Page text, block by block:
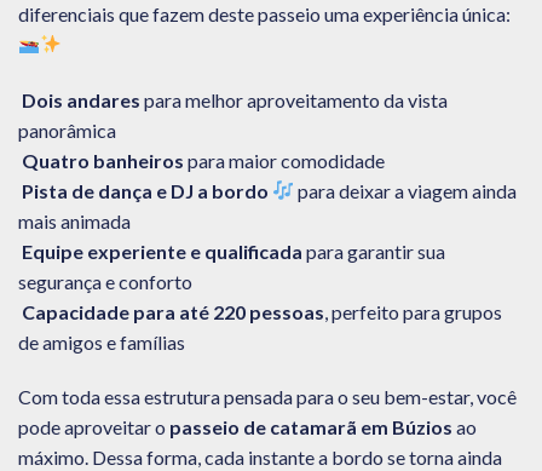
diferenciais que fazem deste passeio uma experiência única:
Dois andares para melhor aproveitamento da vista
panorâmica
Quatro banheiros para maior comodidade
Pista de dança e DJ a bordo
para deixar a viagem ainda
mais animada
Equipe experiente e qualificada para garantir sua
segurança e conforto
Capacidade para até 220 pessoas , perfeito para grupos
de amigos e famílias
Com toda essa estrutura pensada para o seu bem-estar, você
pode aproveitar o passeio de catamarã em Búzios ao
máximo. Dessa forma, cada instante a bordo se torna ainda